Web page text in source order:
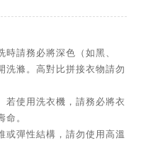
請務必將深色（如黑、
洗滌。高對比拼接衣物請勿
若使用洗衣機，請務必將衣
。
或彈性結構，請勿使用高溫